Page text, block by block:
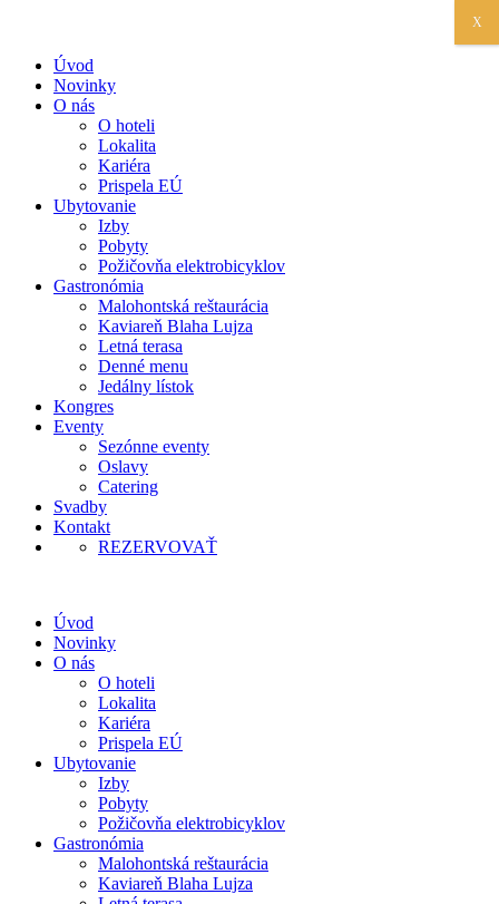
Úvod
Novinky
O nás
O hoteli
Lokalita
Kariéra
Prispela EÚ
Ubytovanie
Izby
Pobyty
Požičovňa elektrobicyklov
Gastronómia
Malohontská reštaurácia
Kaviareň Blaha Lujza
Letná terasa
Denné menu
Jedálny lístok
Kongres
Eventy
Sezónne eventy
Oslavy
Catering
Svadby
Kontakt
REZERVOVAŤ
Úvod
Novinky
O nás
O hoteli
Lokalita
Kariéra
Prispela EÚ
Ubytovanie
Izby
Pobyty
Požičovňa elektrobicyklov
Gastronómia
Malohontská reštaurácia
Kaviareň Blaha Lujza
X